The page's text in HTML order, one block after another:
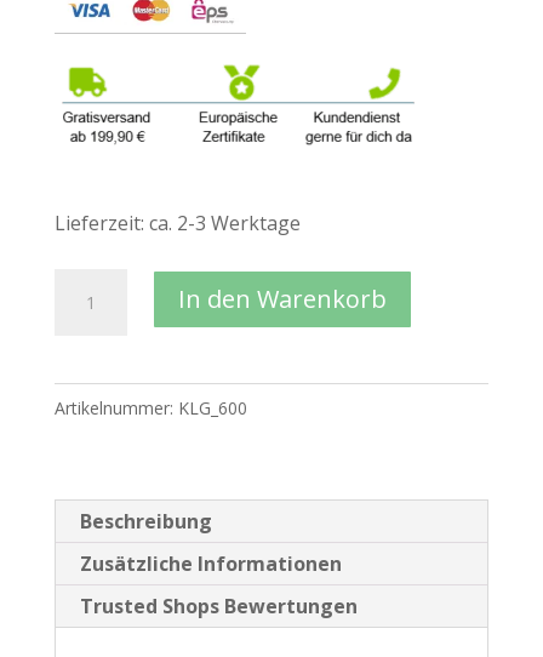
Lieferzeit: ca. 2-3 Werktage
Pikler-
mit
Rutsche
In den Warenkorb
Artikelnummer: KLG_600
Beschreibung
Zusätzliche Informationen
Trusted Shops Bewertungen